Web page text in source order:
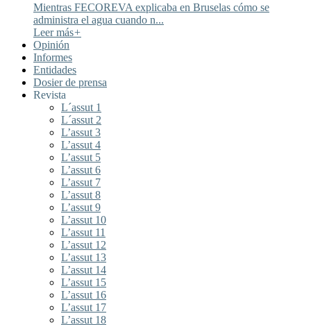
Mientras FECOREVA explicaba en Bruselas cómo se
administra el agua cuando n...
Leer más+
Opinión
Informes
Entidades
Dosier de prensa
Revista
L´assut 1
L´assut 2
L’assut 3
L’assut 4
L’assut 5
L’assut 6
L’assut 7
L’assut 8
L’assut 9
L’assut 10
L’assut 11
L’assut 12
L’assut 13
L’assut 14
L’assut 15
L’assut 16
L’assut 17
L’assut 18